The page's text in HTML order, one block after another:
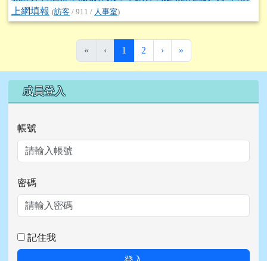
上網填報 (訪客 / 911 / 人事室)
« ‹ 1 (目前頁次)
2 ›下一頁
»最後頁
右邊區域內容
成員登入
帳號
密碼
記住我